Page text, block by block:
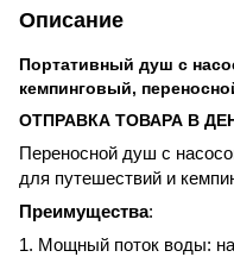
Описание
Портативный душ с
кемпинговый,
ОТПРАВКА ТОВАРА В
Переносной душ с
для путешествий и
Преимущества:
1. Мощный поток воды: